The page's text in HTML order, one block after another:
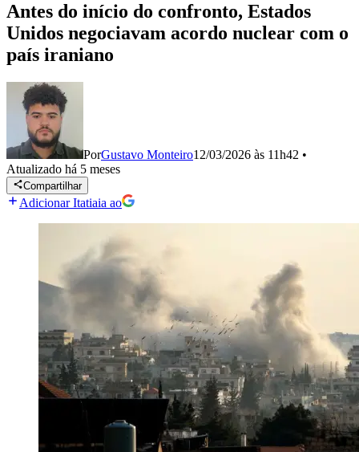
Antes do início do confronto, Estados
Unidos negociavam acordo nuclear com o
país iraniano
PorGustavo Monteiro12/03/2026 às 11h42 •
Atualizado há 5 meses
Compartilhar
Adicionar Itatiaia ao